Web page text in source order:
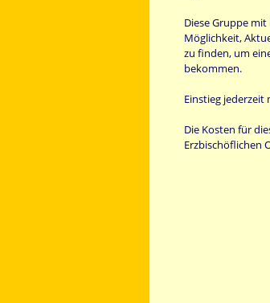
Diese Gruppe
Möglichkeit,
zu finden, um
bekommen.
Einstieg jederzeit
Die Kosten für
Erzbischöflichen